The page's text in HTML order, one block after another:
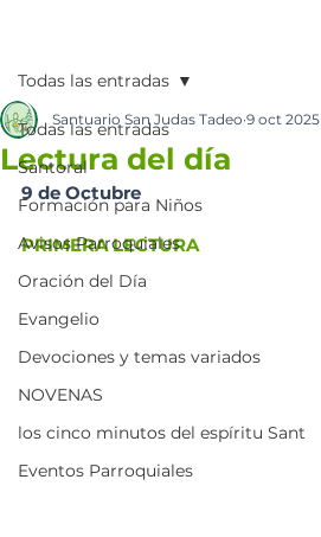
Todas las entradas
Santoral
Formación para Niños
Avisos Parroquiales
Oración del Día
Evangelio
Devociones y temas variados
NOVENAS
los cinco minutos del espíritu Sant
Eventos Parroquiales
Todas las entradas
Lectura del día
Santuario San Judas Tadeo 9 oct 2025
9 de Octubre
PRIMERA LECTURA